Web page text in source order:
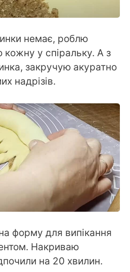
немає, роблю
кожну у спіральку. А з
закручую акуратно
надрізів.
форму для випікання
Накриваю
на 20 хвилин.